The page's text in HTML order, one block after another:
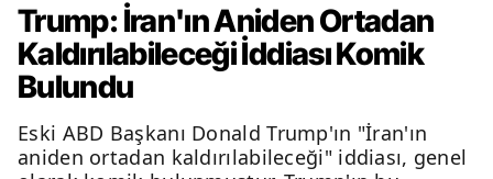
Trump: İran'ın Aniden Ortadan
Kaldırılabileceği İddiası Komik
Bulundu
Eski ABD Başkanı Donald Trump'ın "İran'ın
aniden ortadan kaldırılabileceği" iddiası, genel